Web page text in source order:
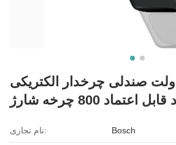
باتری لیتیوم 36 ولت صندلی چرخدار الکتریکی
800 چرخه شارژ
نام تجاری: Bosch